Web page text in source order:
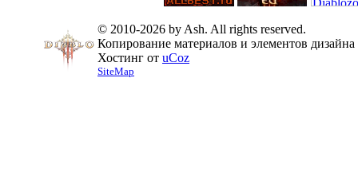
© 2010-2026 by Ash. All rights reserved.
Копирование материалов и элементов
Хостинг от uCoz
SiteMap